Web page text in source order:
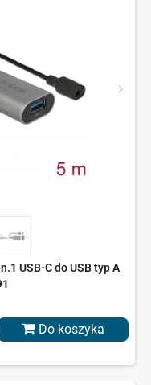
USB-C do USB typ A
Do koszyka